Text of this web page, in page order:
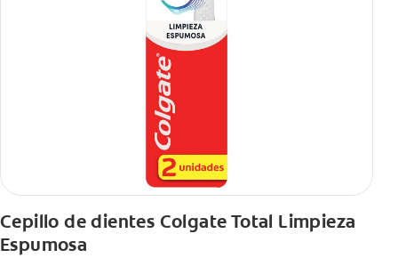
Cepillo de dientes Colgate Total Limpieza
Espumosa